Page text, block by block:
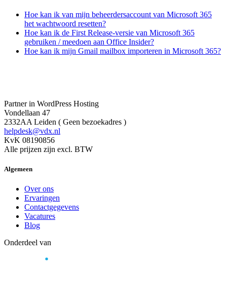
Hoe kan ik van mijn beheerdersaccount van Microsoft 365
het wachtwoord resetten?
Hoe kan ik de First Release-versie van Microsoft 365
gebruiken / meedoen aan Office Insider?
Hoe kan ik mijn Gmail mailbox importeren in Microsoft 365?
Partner in WordPress Hosting
Vondellaan 47
2332AA Leiden ( Geen bezoekadres )
helpdesk@vdx.nl
KvK 08190856
Alle prijzen zijn excl. BTW
Algemeen
Over ons
Ervaringen
Contactgegevens
Vacatures
Blog
Onderdeel van